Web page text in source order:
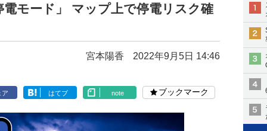
モード」 マップ上で停電リスク確
宮本陽香 2022年9月5日 14:46
ア はてブ note ブックマーク